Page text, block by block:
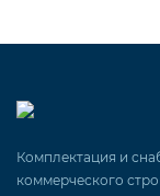
Комплектация и
коммерческого